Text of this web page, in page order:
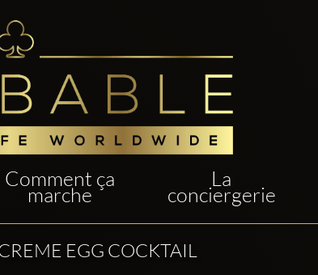
Comment ça
marche
La
conciergerie
EGG COCKTAIL